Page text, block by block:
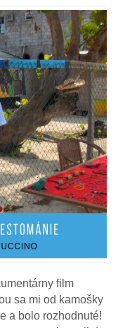
film
sa mi od kamošky
a bolo rozhodnuté!